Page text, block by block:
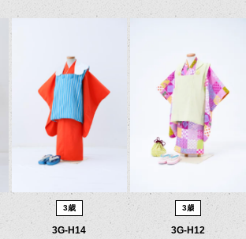
3歳
3G-H14
3歳
3G-H12